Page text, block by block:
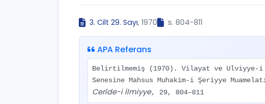
3. Cilt 29. Sayı, 1970 s. 804-811
APA Referans
Belirtilmemiş (1970). Vilayat ve Ulviyye-i
Senesine Mahsus Muhakim-i Şeriyye
Cerîde-i İlmiyye, 29, 804–811